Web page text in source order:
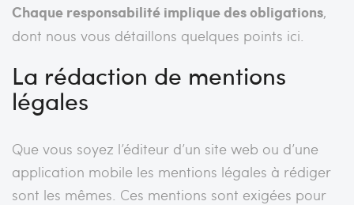
Chaque responsabilité implique des obligations,
dont nous vous détaillons quelques points ici.
La rédaction de mentions
légales
Que vous soyez l’éditeur d’un site web ou d’une
application mobile les mentions légales à rédiger
sont les mêmes. Ces mentions sont exigées pour